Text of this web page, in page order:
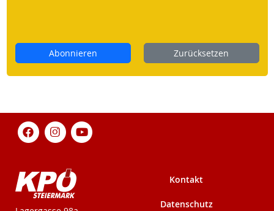
Abonnieren Zurücksetzen
Kontakt
Datenschutz